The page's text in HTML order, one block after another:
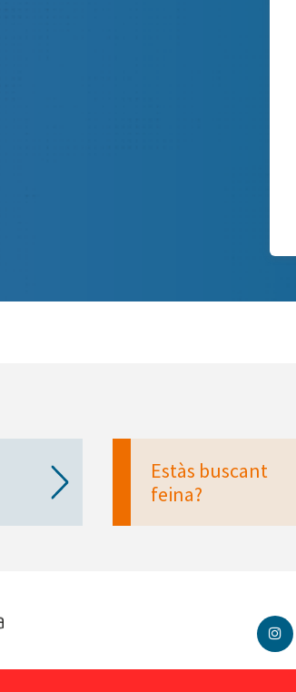
Estàs buscant
feina?